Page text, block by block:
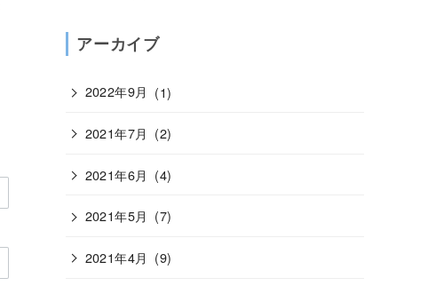
アーカイブ
2022年9月 (1)
2021年7月 (2)
2021年6月 (4)
2021年5月 (7)
2021年4月 (9)